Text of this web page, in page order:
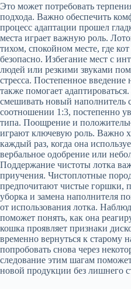
Это может потребовать
подхода. Важно обеспечить
процесс адаптации прошел
места играет важную роль.
тихом, спокойном месте, где кот
безопасно. Избегание мест с
людей или резкими звуками
стресса. Постепенное введение
также помогает
смешивать новый наполнитель
соотношении 1:3, постепенно
типа. Поощрение и
играют ключевую роль. Важно
каждый раз, когда она
вербальное одобрение или
Поддержание чистоты лотка
приучения. Чистоплотные
предпочитают чистые горшки,
уборка и замена наполнителя
от использования лотка.
поможет понять, как она
кошка проявляет признаки
временно вернуться к старому
попробовать снова через
следование этим шагам
новой продукции без лишнего